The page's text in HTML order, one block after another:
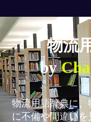
物流
by
物流用語辞典に、
に不備や間違い